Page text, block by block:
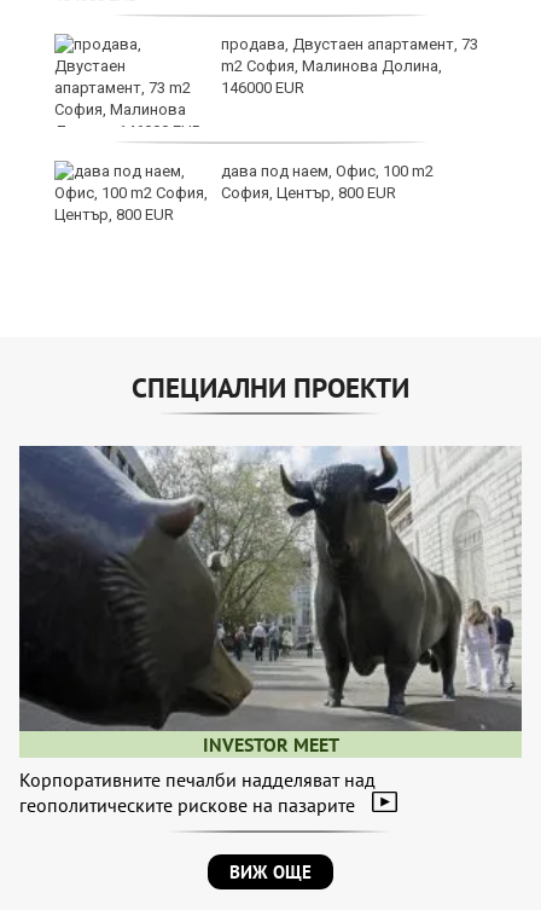
продава, Двустаен апартамент, 73
m2 София, Малинова Долина,
146000 EUR
дава под наем, Офис, 100 m2
София, Център, 800 EUR
СПЕЦИАЛНИ ПРОЕКТИ
INVESTOR MEET
Корпоративните печалби надделяват над
геополитическите рискове на пазарите
ВИЖ ОЩЕ